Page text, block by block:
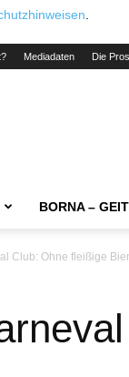
Mediadaten Die
BORNA –
Club: Ohne fleißige